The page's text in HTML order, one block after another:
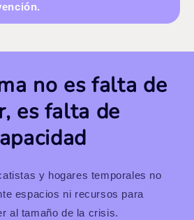
no es falta de
es falta de
y hogares temporales no
espacios ni recursos para
al tamaño de la crisis.